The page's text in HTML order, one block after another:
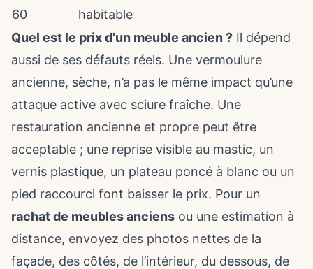
60
habitable
Quel est le prix d'un meuble ancien ? Il dépend
aussi de ses défauts réels. Une vermoulure
ancienne, sèche, n’a pas le même impact qu’une
attaque active avec sciure fraîche. Une
restauration ancienne et propre peut être
acceptable ; une reprise visible au mastic, un
vernis plastique, un plateau poncé à blanc ou un
pied raccourci font baisser le prix. Pour un
rachat de meubles anciens ou une estimation à
distance, envoyez des photos nettes de la
façade, des côtés, de l’intérieur, du dessous, de